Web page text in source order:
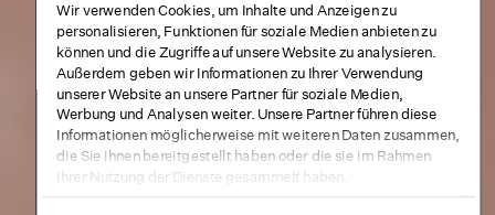
Wir verwenden Cookies, um Inhalte und Anzeigen zu
personalisieren, Funktionen für soziale Medien anbieten zu
können und die Zugriffe auf unsere Website zu analysieren.
Außerdem geben wir Informationen zu Ihrer Verwendung
unserer Website an unsere Partner für soziale Medien,
Werbung und Analysen weiter. Unsere Partner führen diese
Informationen möglicherweise mit weiteren Daten zusammen,
die Sie ihnen bereitgestellt haben oder die sie im Rahmen
Ihrer Nutzung der Dienste gesammelt haben.